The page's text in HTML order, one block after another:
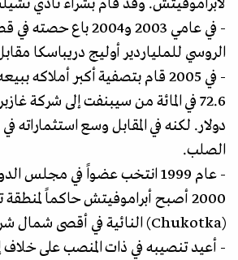
- في عامي 2003 و2004 باع
الروسي للملياردير أوليج دريباسكا
- في 2005 قام بتصفية أكبر أملاكه
دولار. لكنه في المقابل وسع استثماراته
الصلب.
- عام 1999 انتخب عضواً في مجلس
2000 أصبح أبراموفيتش حاكماً
(Chukotka) النائية في أقصى شمال شرقي روسيا.
- أعيد تنصيبه في ذات المنصب على خلاف